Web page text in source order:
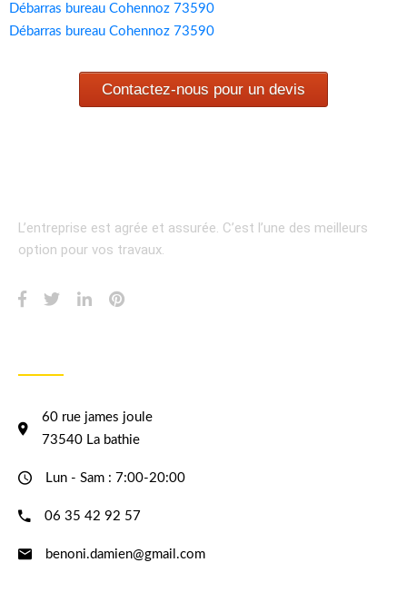
Débarras bureau Cohennoz 73590
Débarras bureau Cohennoz 73590
Contactez-nous pour un devis
L’entreprise est agrée et assurée. C’est l’une des meilleurs
option pour vos travaux.
60 rue james joule
73540 La bathie
Lun - Sam : 7:00-20:00
06 35 42 92 57
benoni.damien@gmail.com